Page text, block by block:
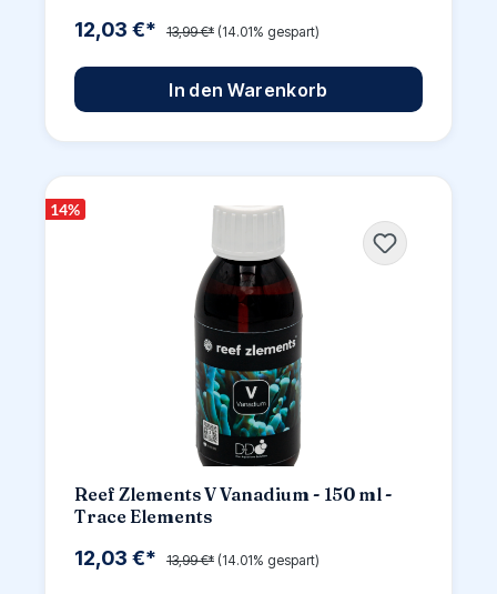
12,03 €* 13,99 €* (14.01% gespart)
In den Warenkorb
14%
Reef Zlements V Vanadium - 150 ml -
Trace Elements
12,03 €* 13,99 €* (14.01% gespart)